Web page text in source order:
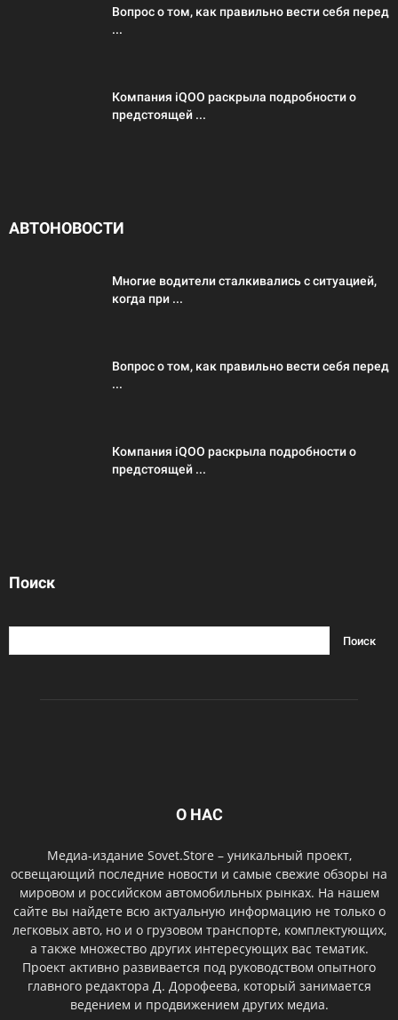
Вопрос о том, как правильно вести себя перед
...
Компания iQOO раскрыла подробности о
предстоящей ...
АВТОНОВОСТИ
Многие водители сталкивались с ситуацией,
когда при ...
Вопрос о том, как правильно вести себя перед
...
Компания iQOO раскрыла подробности о
предстоящей ...
Поиск
О НАС
Медиа-издание Sovet.Store – уникальный проект,
освещающий последние новости и самые свежие обзоры на
мировом и российском автомобильных рынках. На нашем
сайте вы найдете всю актуальную информацию не только о
легковых авто, но и о грузовом транспорте, комплектующих,
а также множество других интересующих вас тематик.
Проект активно развивается под руководством опытного
главного редактора Д. Дорофеева, который занимается
ведением и продвижением других медиа.